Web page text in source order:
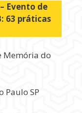
– Evento de
63 práticas
Memória do
Paulo SP